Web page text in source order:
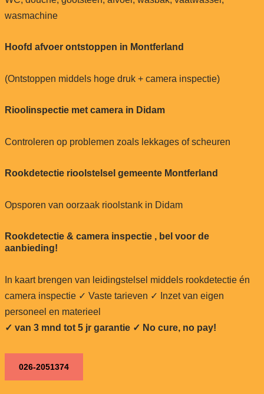
wasmachine
Hoofd afvoer ontstoppen in Montferland
(Ontstoppen middels hoge druk + camera inspectie)
Rioolinspectie met camera in Didam
Controleren op problemen zoals lekkages of scheuren
Rookdetectie rioolstelsel gemeente Montferland
Opsporen van oorzaak rioolstank in Didam
Rookdetectie & camera inspectie , bel voor de
aanbieding!
In kaart brengen van leidingstelsel middels rookdetectie én
camera inspectie ✓ Vaste tarieven ✓ Inzet van eigen
personeel en materieel
✓ van 3 mnd tot 5 jr garantie ✓ No cure, no pay!
026-2051374